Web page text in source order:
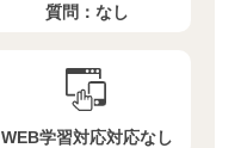
質問： なし
WEB学習対応対応なし